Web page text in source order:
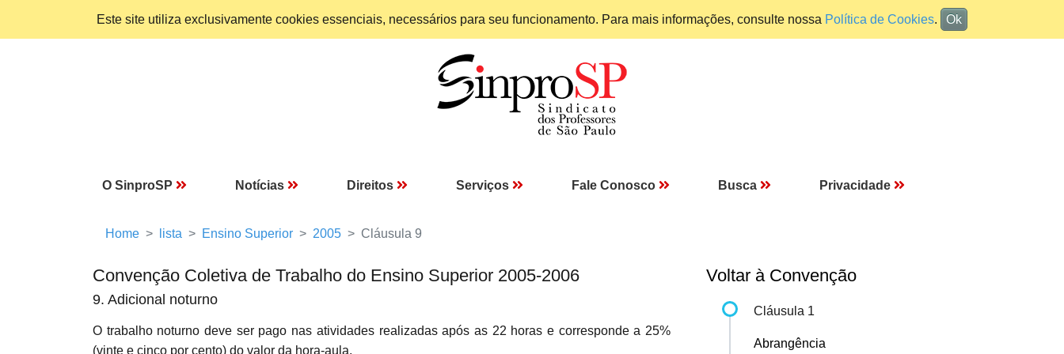
Este site utiliza exclusivamente cookies essenciais, necessários para seu funcionamento. Para mais informações, consulte nossa Política de Cookies. Ok
O SinproSP Notícias Direitos Serviços Fale Conosco Busca Privacidade
Home lista Ensino Superior 2005 Cláusula 9
Convenção Coletiva de Trabalho do Ensino Superior 2005-2006
9. Adicional noturno
O trabalho noturno deve ser pago nas atividades realizadas após as 22 horas e corresponde a 25%
(vinte e cinco por cento) do valor da hora-aula.
Voltar à Convenção
Cláusula 1
Abrangência